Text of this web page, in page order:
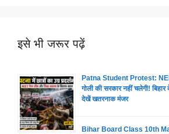
इसे भी जरूर पढ़ें
Patna Student Protest:
गोली की सरकार नहीं चलेगी!
देखें खतरनाक मंजर
Bihar Board Class 10th